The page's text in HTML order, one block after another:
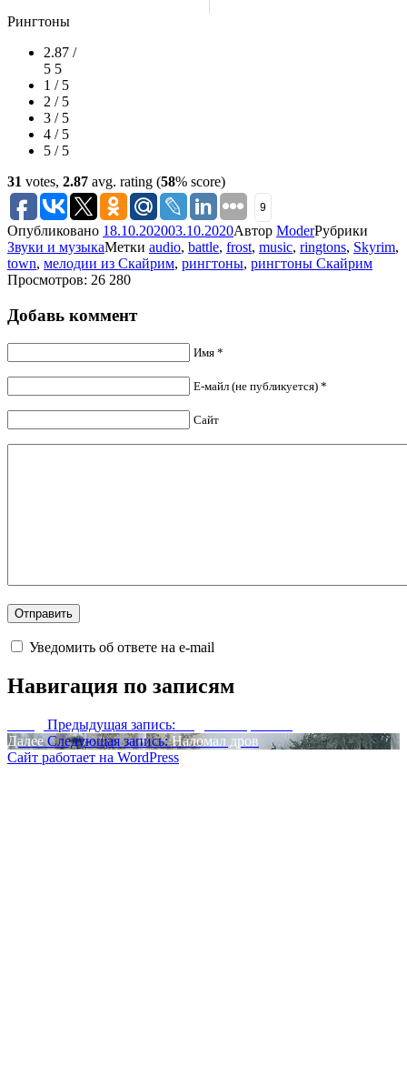
Рингтоны
2.87 /
5 5
1 / 5
2 / 5
3 / 5
4 / 5
5 / 5
31 votes, 2.87 avg. rating (58% score)
9
Опубликовано 18.10.202003.10.2020Автор ModerРубрики
Звуки и музыкаМетки audio, battle, frost, music, ringtons, Skyrim,
town, мелодии из Скайрим, рингтоны, рингтоны Скайрим
Просмотров: 26 280
Добавь коммент
Имя *
Е-майл (не публикуется) *
Сайт
Уведомить об ответе на e-mail
Навигация по записям
Предыдущая запись:
Далее Следующая запись: Наломал дров
Сайт работает на WordPress